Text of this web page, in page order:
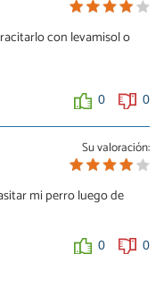
con levamisol o
0 0
Su valoración:
mi perro luego de
0 0